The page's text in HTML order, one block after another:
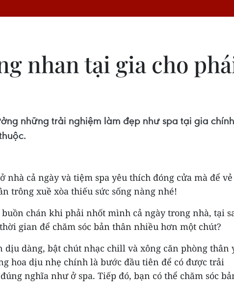
nhan tại gia cho
những trải nghiệm làm đẹp như spa tại gia
nhà cả ngày và tiệm spa yêu thích đóng cửa mà để vẻ
trông xuề xòa thiếu sức sống nàng nhé!
chán khi phải nhốt mình cả ngày trong nhà, tại
gian để chăm sóc bản thân nhiều hơn một chút?
dịu dàng, bật chút nhạc chill và xông căn phòng thân
hoa dịu nhẹ chính là bước đầu tiên để có được trải
nghĩa như ở spa. Tiếp đó, bạn có thể chăm sóc